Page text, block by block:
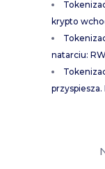
krypto
natarciu: